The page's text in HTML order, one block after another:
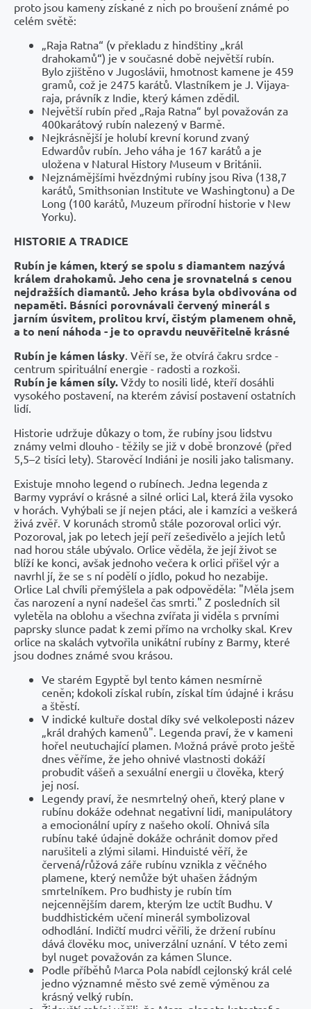
proto jsou kameny získané z nich po broušení známé po
celém světě:
„Raja Ratna“ (v překladu z hindštiny „král
drahokamů“) je v současné době největší rubín.
Bylo zjištěno v Jugoslávii, hmotnost kamene je 459
gramů, což je 2475 karátů. Vlastníkem je J. Vijaya-
raja, právník z Indie, který kámen zdědil.
Největší rubín před „Raja Ratna“ byl považován za
400karátový rubín nalezený v Barmě.
Nejkrásnější je holubí krevní korund zvaný
Edwardův rubín. Jeho váha je 167 karátů a je
uložena v Natural History Museum v Británii.
Nejznámějšími hvězdnými rubíny jsou Riva (138,7
karátů, Smithsonian Institute ve Washingtonu) a De
Long (100 karátů, Muzeum přírodní historie v New
Yorku).
HISTORIE A TRADICE
Rubín je kámen, který se spolu s diamantem nazývá
králem drahokamů. Jeho cena je srovnatelná s cenou
nejdražších diamantů. Jeho krása byla obdivována od
nepaměti. Básníci porovnávali červený minerál s
jarním úsvitem, prolitou krví, čistým plamenem ohně,
a to není náhoda - je to opravdu neuvěřitelně krásné
Rubín je kámen lásky. Věří se, že otvírá čakru srdce -
centrum spirituální energie - radosti a rozkoši.
Rubín je kámen síly. Vždy to nosili lidé, kteří dosáhli
vysokého postavení, na kterém závisí postavení ostatních
lidí.
Historie udržuje důkazy o tom, že rubíny jsou lidstvu
známy velmi dlouho - těžily se již v době bronzové (před
5,5–2 tisíci lety). Starověcí Indiáni je nosili jako talismany.
Existuje mnoho legend o rubínech. Jedna legenda z
Barmy vypráví o krásné a silné orlici Lal, která žila vysoko
v horách. Vyhýbali se jí nejen ptáci, ale i kamzíci a veškerá
živá zvěř. V korunách stromů stále pozoroval orlici výr.
Pozoroval, jak po letech její peří zešedivělo a jejích letů
nad horou stále ubývalo. Orlice věděla, že její život se
blíží ke konci, avšak jednoho večera k orlici přišel výr a
navrhl jí, že se s ní podělí o jídlo, pokud ho nezabije.
Orlice Lal chvíli přemýšlela a pak odpověděla: "Měla jsem
čas narození a nyní nadešel čas smrti." Z posledních sil
vyletěla na oblohu a všechna zvířata ji viděla s prvními
paprsky slunce padat k zemi přímo na vrcholky skal. Krev
orlice na skalách vytvořila unikátní rubíny z Barmy, které
jsou dodnes známé svou krásou.
Ve starém Egyptě byl tento kámen nesmírně
ceněn; kdokoli získal rubín, získal tím údajné i krásu
a štěstí.
V indické kultuře dostal díky své velkoleposti název
„král drahých kamenů". Legenda praví, že v kameni
hořel neutuchající plamen. Možná právě proto ještě
dnes věříme, že jeho ohnivé vlastnosti dokáží
probudit vášeň a sexuální energii u člověka, který
jej nosí.
Legendy praví, že nesmrtelný oheň, který plane v
rubínu dokáže odehnat negativní lidi, manipulátory
a emocionální upíry z našeho okolí. Ohnivá síla
rubínu také údajně dokáže ochránit domov před
narušiteli a zlými silami. Hinduisté věří, že
červená/růžová záře rubínu vznikla z věčného
plamene, který nemůže být uhašen žádným
smrtelníkem. Pro budhisty je rubín tím
nejcennějším darem, kterým lze uctít Budhu. V
buddhistickém učení minerál symbolizoval
odhodlání. Indičtí mudrci věřili, že držení rubínu
dává člověku moc, univerzální uznání. V této zemi
byl nuget považován za kámen Slunce.
Podle příběhů Marca Pola nabídl cejlonský král celé
jedno významné město své země výměnou za
krásný velký rubín.